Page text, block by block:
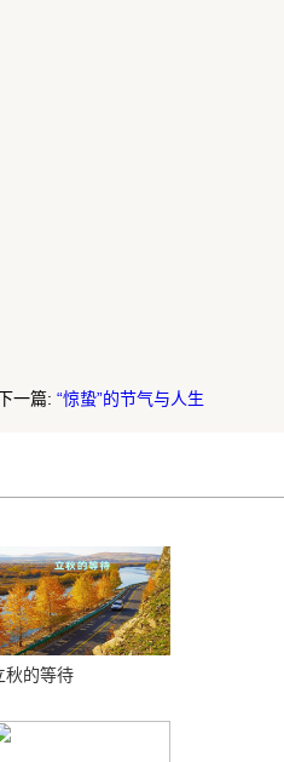
一篇:“惊蛰”的节气与人生
秋的等待